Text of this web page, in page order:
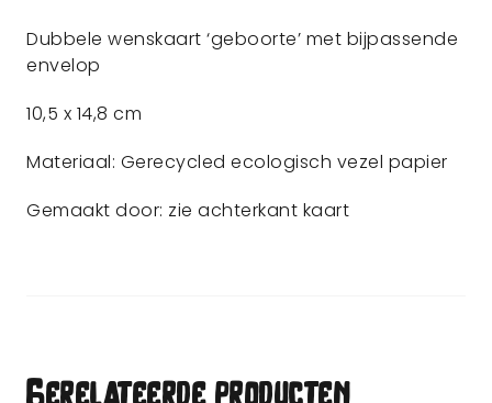
Dubbele wenskaart ‘geboorte’ met bijpassende
envelop
10,5 x 14,8 cm
Materiaal: Gerecycled ecologisch vezel papier
Gemaakt door: zie achterkant kaart